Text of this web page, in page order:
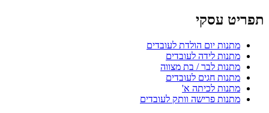
תפריט עסקי
מתנות יום הולדת לעובדים
מתנות לידה לעובדים
מתנות לבר / בת מצווה
מתנות חגים לעובדים
מתנות לכיתה א'
מתנות פרישה וותק לעובדים